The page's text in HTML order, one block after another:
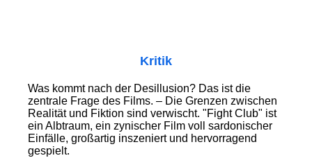
Kritik
Was kommt nach der Desillusion? Das ist die
zentrale Frage des Films. – Die Grenzen zwischen
Realität und Fiktion sind verwischt. "Fight Club" ist
ein Albtraum, ein zynischer Film voll sardonischer
Einfälle, großartig inszeniert und hervorragend
gespielt.